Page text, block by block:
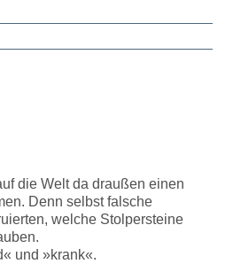
regeln.
die Welt da draußen einen
Denn selbst falsche
welche Stolpersteine
und »krank«.